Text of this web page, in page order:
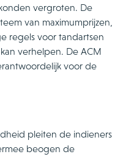
vergroten. De
van maximumprijzen,
regels voor tandartsen
verhelpen. De ACM
voor de
pleiten de indieners
beogen de